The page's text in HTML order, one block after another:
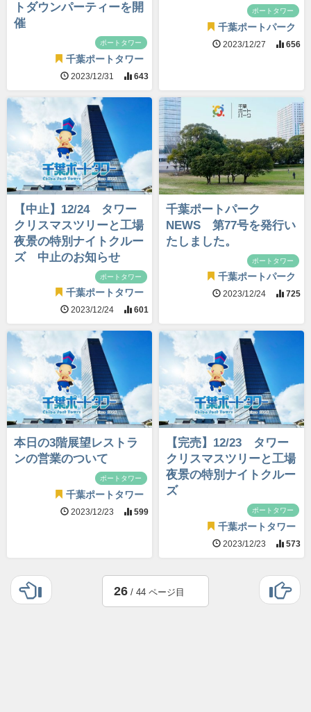
トダウンパーティーを開
催
ポートタワー
千葉ポートタワー
2023/12/31 643
ポートタワー
千葉ポートパーク
2023/12/27 656
【中止】12/24 タワー
クリスマスツリーと工場
夜景の特別ナイトクルー
ズ 中止のお知らせ
ポートタワー
千葉ポートタワー
2023/12/24 601
千葉ポートパーク
NEWS 第77号を発行い
たしました。
ポートタワー
千葉ポートパーク
2023/12/24 725
本日の3階展望レストラ
ンの営業のついて
ポートタワー
千葉ポートタワー
2023/12/23 599
【完売】12/23 タワー
クリスマスツリーと工場
夜景の特別ナイトクルー
ズ
ポートタワー
千葉ポートタワー
2023/12/23 573
26 / 44 ページ目